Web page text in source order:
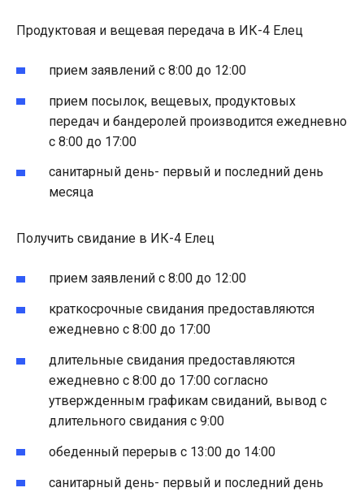
Продуктовая и вещевая передача в ИК-4 Елец
прием заявлений с 8:00 до 12:00
прием посылок, вещевых, продуктовых
передач и бандеролей производится ежедневно
с 8:00 до 17:00
санитарный день- первый и последний день
месяца
Получить свидание в ИК-4 Елец
прием заявлений с 8:00 до 12:00
краткосрочные свидания предоставляются
ежедневно с 8:00 до 17:00
длительные свидания предоставляются
ежедневно с 8:00 до 17:00 согласно
утвержденным графикам свиданий, вывод с
длительного свидания с 9:00
обеденный перерыв с 13:00 до 14:00
санитарный день- первый и последний день